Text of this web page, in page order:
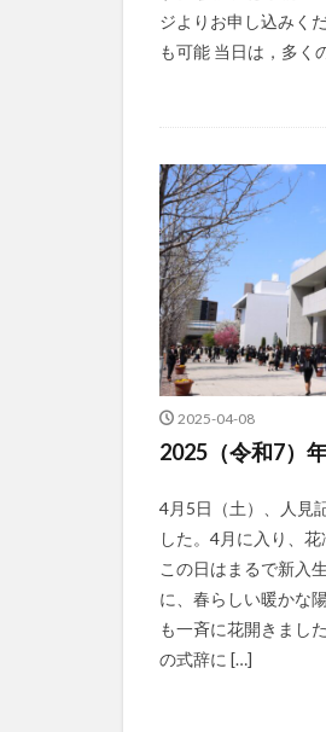
ジよりお申し込みく
も可能 当日は，多く
2025-04-08
2025（令和7）
4月5日（土）、人見
した。4月に入り、花
この日はまるで新入
に、春らしい暖かな
も一斉に花開きまし
の式辞に […]